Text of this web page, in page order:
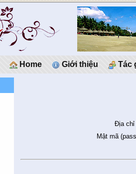
Home Giới thiệu Tác
Địa chỉ
Mật mã